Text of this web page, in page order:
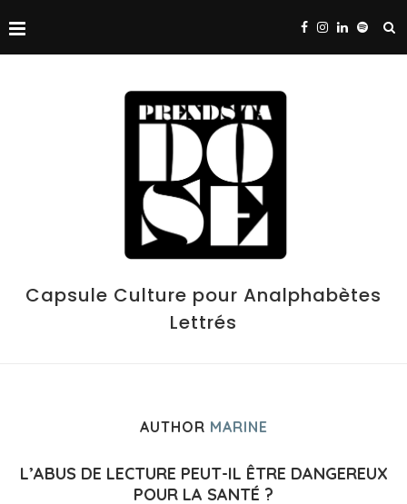
Capsule Culture pour Analphabètes
Lettrés
AUTHOR MARINE
L’ABUS DE LECTURE PEUT-IL ÊTRE DANGEREUX
POUR LA SANTÉ ?